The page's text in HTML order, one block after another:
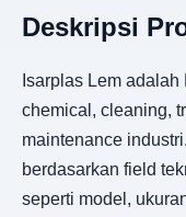
Deskripsi
Isarplas Lem
chemical, cleaning,
maintenance
berdasarkan field
seperti model,